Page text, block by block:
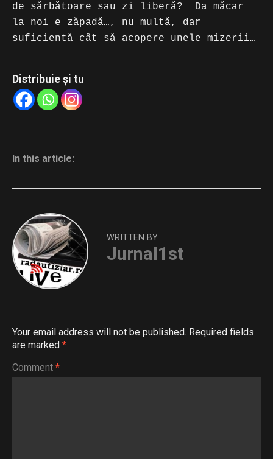
de sărbătoare sau zi liberă? Da măcar
la noi e zăpadă…, nu multă, dar
suficientă cât să acopere unele mizerii…
Distribuie și tu
In this article:
WRITTEN BY
Jurnal1st
Your email address will not be published. Required fields
are marked *
Comment *